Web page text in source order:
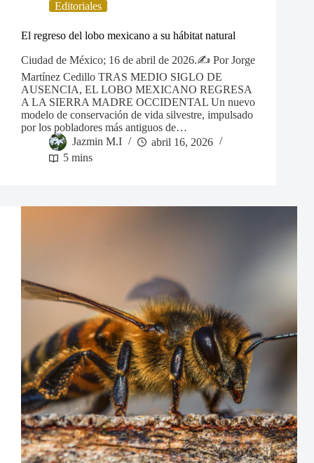
Editoriales
El regreso del lobo mexicano a su hábitat natural
Ciudad de México; 16 de abril de 2026.✍️ Por Jorge
Martínez Cedillo TRAS MEDIO SIGLO DE
AUSENCIA, EL LOBO MEXICANO REGRESA
A LA SIERRA MADRE OCCIDENTAL Un nuevo
modelo de conservación de vida silvestre, impulsado
por los pobladores más antiguos de…
Jazmin M.I
abril 16, 2026
5 mins